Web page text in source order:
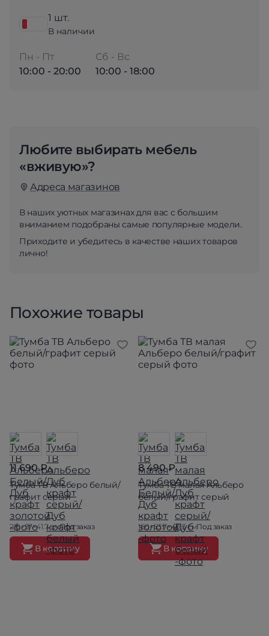
1 шт.
В наличии
Пн - Пт
10:00 - 20:00
Сб - Вс
10:00 - 18:00
Любите выбирать мебель
«вживую»?
Адреса магазинов
В наших уютных магазинах для вас с большим
вниманием подобраны самые популярные модели.
Приходите и убедитесь в качестве наших товаров
лично!
Похожие товары
11 690 ₽
Тумба ТВ Альберо белый/
графит серый
210×57×41.7 смПод заказ
В корзину
8 490 ₽
Тумба ТВ малая Альберо
белый/графит серый
180×53.7×40.3 смПод заказ
В корзину